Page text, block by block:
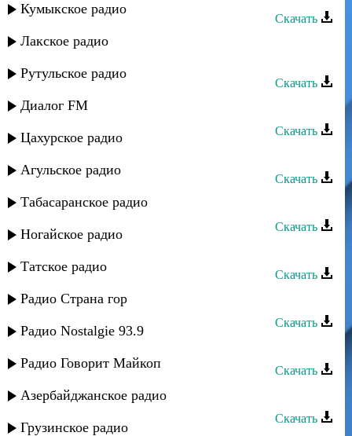
Кумыкское радио
Лакское радио
Рутульское радио
Диалог FM
Цахурское радио
Агульское радио
Табасаранское радио
Ногайское радио
Татское радио
Радио Страна гор
Радио Nostalgie 93.9
Радио Говорит Майкоп
Азербайджанское радио
Грузинское радио
Скачать
Юлдуз Топаева - Дуэт с Загиром
Скачать
Юлдуз Топаева - Черные глаза
Скачать
Скачать
Юлдуз Топаева - Дагестан
Скачать
Скачать
Юлдуз Топаева - Сердце
Скачать
Скачать
Юлдуз Топаева - Звезда
Скачать